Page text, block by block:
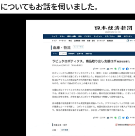
についてもお話を伺いました。